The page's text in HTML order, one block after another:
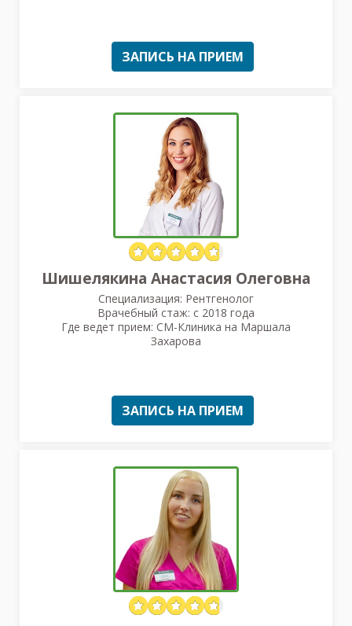
ЗАПИСЬ НА ПРИЕМ
Шишелякина Анастасия Олеговна
Специализация: Рентгенолог
Врачебный стаж: с 2018 года
Где ведет прием: СМ-Клиника на Маршала
Захарова
ЗАПИСЬ НА ПРИЕМ